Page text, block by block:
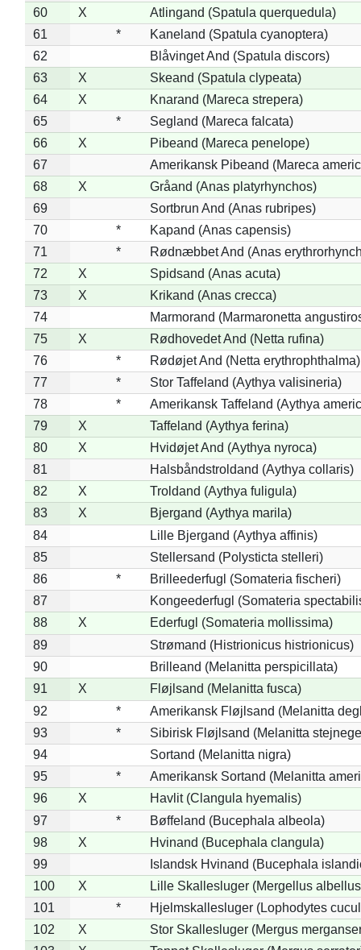
60
X
Atlingand (Spatula querquedula)
61
*
Kaneland (Spatula cyanoptera)
62
Blåvinget And (Spatula discors)
63
X
Skeand (Spatula clypeata)
64
X
Knarand (Mareca strepera)
65
*
Segland (Mareca falcata)
66
X
Pibeand (Mareca penelope)
67
Amerikansk Pibeand (Mareca
68
X
Gråand (Anas platyrhynchos)
69
Sortbrun And (Anas rubripes)
70
*
Kapand (Anas capensis)
71
*
Rødnæbbet And (Anas
72
X
Spidsand (Anas acuta)
73
X
Krikand (Anas crecca)
74
Marmorand (Marmaronetta
75
X
Rødhovedet And (Netta rufina)
76
*
Rødøjet And (Netta erythrophthalma)
77
*
Stor Taffeland (Aythya valisineria)
78
*
Amerikansk Taffeland (Aythya
79
X
Taffeland (Aythya ferina)
80
X
Hvidøjet And (Aythya nyroca)
81
Halsbåndstroldand (Aythya collaris)
82
X
Troldand (Aythya fuligula)
83
X
Bjergand (Aythya marila)
84
Lille Bjergand (Aythya affinis)
85
Stellersand (Polysticta stelleri)
86
*
Brilleederfugl (Somateria fischeri)
87
Kongeederfugl (Somateria
88
X
Ederfugl (Somateria mollissima)
89
Strømand (Histrionicus histrionicus)
90
Brilleand (Melanitta perspicillata)
91
X
Fløjlsand (Melanitta fusca)
92
*
Amerikansk Fløjlsand (Melanitta
93
*
Sibirisk Fløjlsand (Melanitta
94
Sortand (Melanitta nigra)
95
*
Amerikansk Sortand (Melanitta
96
X
Havlit (Clangula hyemalis)
97
*
Bøffeland (Bucephala albeola)
98
X
Hvinand (Bucephala clangula)
99
Islandsk Hvinand (Bucephala
100
X
Lille Skallesluger (Mergellus
101
*
Hjelmskallesluger (Lophodytes
102
X
Stor Skallesluger (Mergus